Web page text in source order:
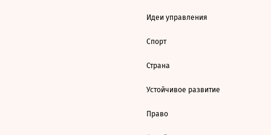
Идеи управления
Спорт
Страна
Устойчивое развитие
Право